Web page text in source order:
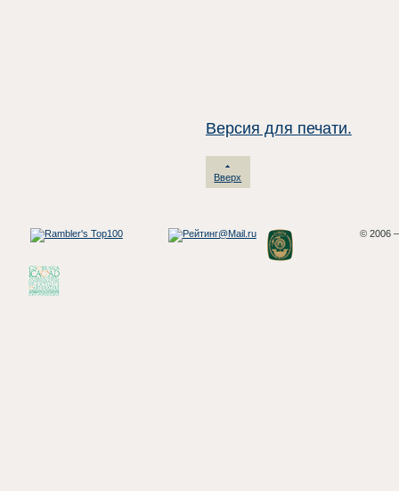
Версия для печати.
Вверх
© 2006